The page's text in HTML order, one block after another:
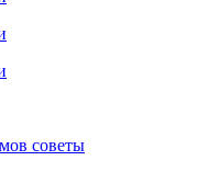
советы